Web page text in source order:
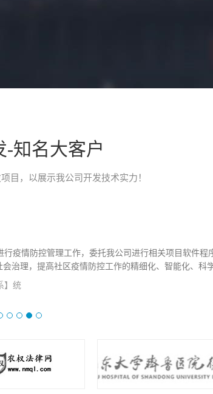
查看详情
-知名大客户
目，以展示我公司开发技术实力！
疫情防控管理工作，委托我公司进行相关项目软件程
治理，提高社区疫情防控工作的精细化、智能化、科
】统